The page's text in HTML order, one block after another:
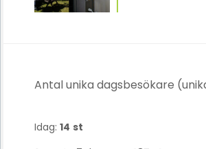
Antal unika dagsbesökare
Idag: 14 st